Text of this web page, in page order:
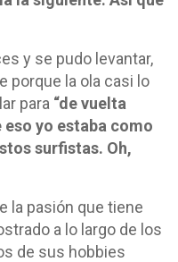
y se pudo levantar,
porque la ola casi lo
para “de vuelta
eso yo estaba como
surfistas. Oh,
la pasión que tiene
a lo largo de los
de sus hobbies